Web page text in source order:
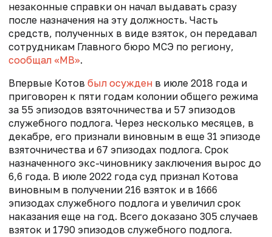
незаконные справки он начал выдавать сразу
после назначения на эту должность. Часть
средств, полученных в виде взяток, он передавал
сотрудникам Главного бюро МСЭ по региону,
сообщал «МВ».
Впервые Котов был осужден в июле 2018 года и
приговорен к пяти годам колонии общего режима
за 55 эпизодов взяточничества и 57 эпизодов
служебного подлога. Через несколько месяцев, в
декабре, его признали виновным в еще 31 эпизоде
взяточничества и 67 эпизодах подлога. Срок
назначенного экс-чиновнику заключения вырос до
6,6 года. В июле 2022 года суд признал Котова
виновным в получении 216 взяток и в 1666
эпизодах служебного подлога и увеличил срок
наказания еще на год. Всего доказано 305 случаев
взяток и 1790 эпизодов служебного подлога.